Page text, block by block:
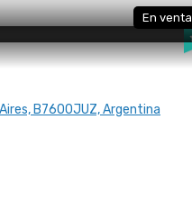
En venta
B7600JUZ, Argentina